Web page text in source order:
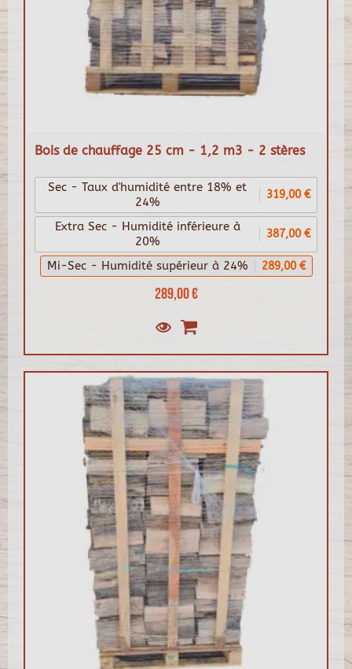
Bois de chauffage 25 cm - 1,2 m3 - 2 stères
289,00 €
Sec - Taux d'humidité entre 18% et
24%
319,00 €
Extra Sec - Humidité inférieure à
20%
387,00 €
Mi-Sec - Humidité supérieur à 24% 289,00 €